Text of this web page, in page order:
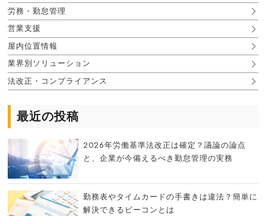
労務・勤怠管理
営業支援
屋内位置情報
業界別ソリューション
法改正・コンプライアンス
最近の投稿
2026年労働基準法改正は確定？議論の論点
と、企業が今備えるべき勤怠管理の実務
勤務表やタイムカードの手書きは違法？簡単に
解決できるビーコンとは